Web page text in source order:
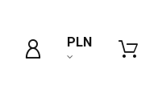
PLN